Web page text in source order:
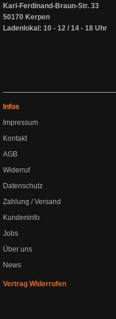
Karl-Ferdinand-Braun-Str. 33
50170 Kerpen
Ladenlokal: 10 - 12 / 14 - 18 Uhr
Infos
Impressum
Kontakt
AGB
Widerruf
Datenschutz
Zahlung / Versand
Kundeninfo
Jobs
Über uns
News
Vertrag Widerrufen